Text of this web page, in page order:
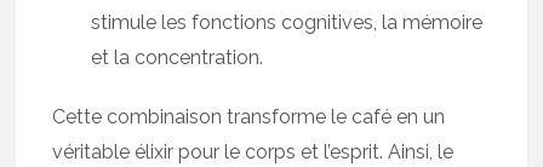
stimule les fonctions cognitives, la mémoire
et la concentration.
Cette combinaison transforme le café en un
véritable élixir pour le corps et l’esprit. Ainsi, le